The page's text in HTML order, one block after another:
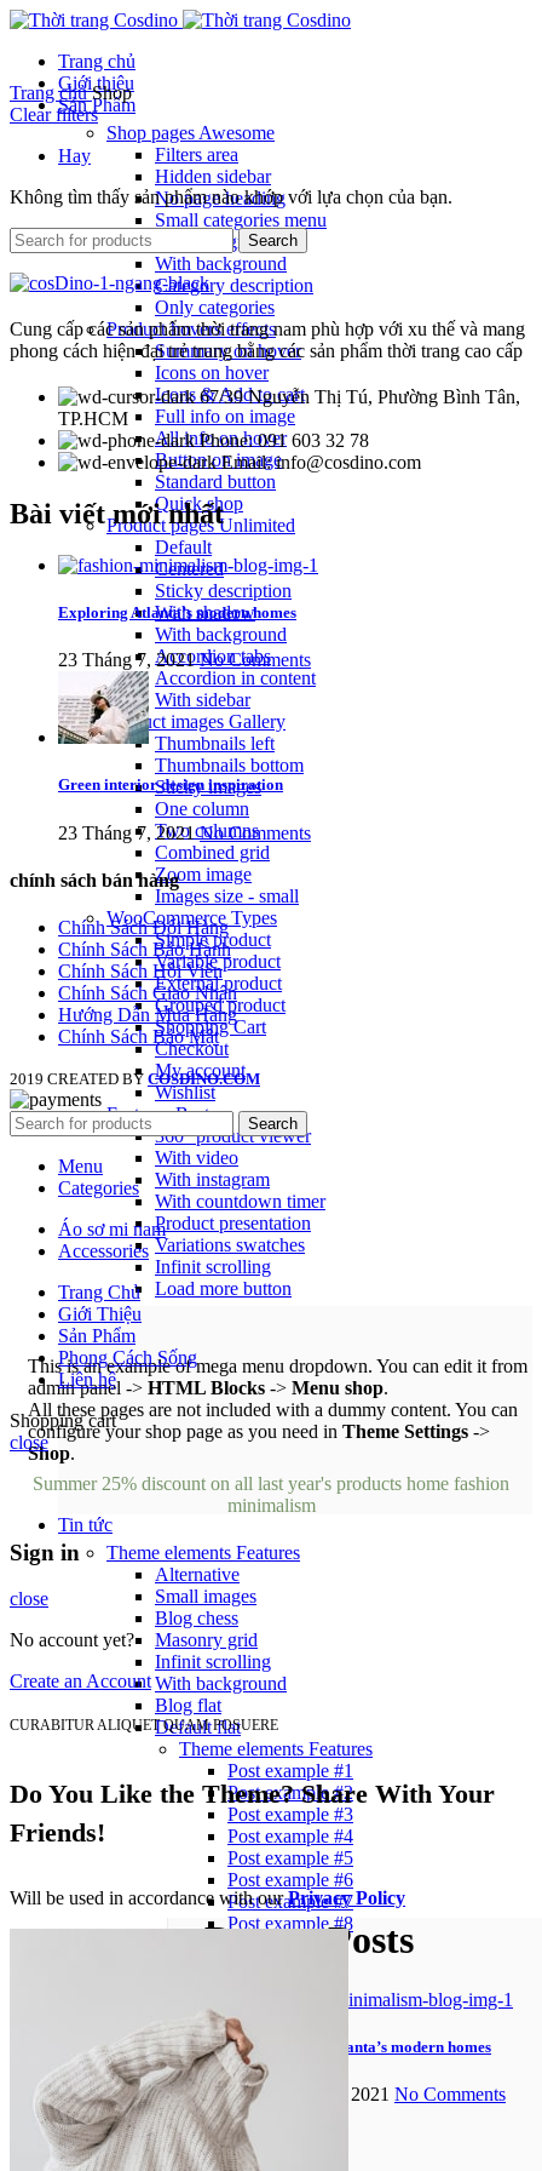
Trang chủ
Giới thiệu
Sản Phẩm
Shop pages Awesome
Filters area
Hidden sidebar
No page heading
Small categories menu
Masonry grid
With background
Category description
Only categories
Product hoverseffects
Summary on hover
Icons on hover
Icons & Add to cart
Full info on image
All info on hover
Button on image
Standard button
Quick shop
Product pagesUnlimited
Default
Centered
Sticky description
With shadow
With background
Accordion tabs
Accordion in content
With sidebar
Product images Gallery
Thumbnails left
Thumbnails bottom
Sticky images
One column
Two columns
Combined grid
Zoom image
Images size - small
WooCommerce Types
Simple product
Variable product
External product
Grouped product
Shopping Cart
Checkout
My account
Wishlist
FeaturesBest
360° product viewer
With video
With instagram
With countdown timer
Product presentation
Variations swatches
Infinit scrolling
Load more button
This is an example of mega menu dropdown. You can edit it from
admin panel -> HTML Blocks -> Menu shop.
All these pages are not included with a dummy content. You can
configure your shop page as you need in Theme Settings ->
Shop.
Tin tức
Theme elements Features
Alternative
Small images
Blog chess
Masonry grid
Infinit scrolling
With background
Blog flat
Default flat
Theme elements Features
Post example #1
Post example #2
Post example #3
Post example #4
Post example #5
Post example #6
Post example #7
Post example #8
Recent Posts
Exploring Atlanta’s modern homes
23 Tháng 7, 2021 No Comments
Trang chủShop
Clear filters
Hay
Không tìm thấy sản phẩm nào khớp với lựa chọn của bạn.
Search
Cung cấp các sản phẩm thời trang nam phù hợp với xu thế và mang
phong cách hiện đại trẻ trung bằng các sản phẩm thời trang cao cấp
67/39 Nguyễn Thị Tú, Phường Bình Tân,
TP.HCM
Phone: 091 603 32 78
Email: info@cosdino.com
Bài viết mới nhất
Exploring Atlanta’s modern homes
23 Tháng 7, 2021 No Comments
Green interior design inspiration
23 Tháng 7, 2021 No Comments
chính sách bán hàng
Chính Sách Đổi Hàng
Chính Sách Bảo Hành
Chính Sách Hội Viên
Chính Sách Giao Nhận
Hướng Dẫn Mua Hàng
Chính Sách Bảo Mật
2019 CREATED BY COSDINO.COM
Search
Menu
Categories
Áo sơ mi nam
Accessories
Trang Chủ
Giới Thiệu
Sản Phẩm
Phong Cách Sống
Liên hệ
Shopping cart
close
Summer 25% discount on all last year's products home fashion
minimalism
Sign in
close
No account yet?
Create an Account
CURABITUR ALIQUET QUAM POSUERE
Do You Like the Theme? Share With Your
Friends!
Will be used in accordance with ourPrivacy Policy